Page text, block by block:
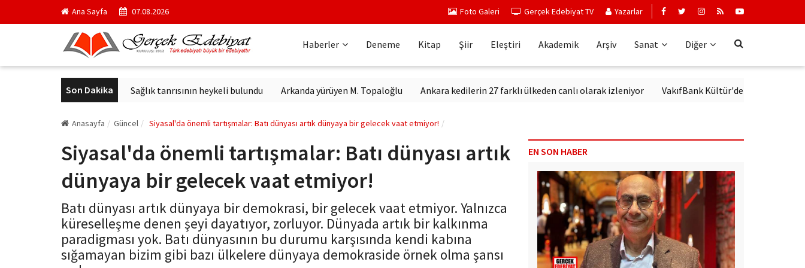
Ana Sayfa 07.08.2026 Foto Galeri Gerçek Edebiyat TV Yazarlar
Haberler Deneme Kitap Şiir Eleştiri Akademik Arşiv Sanat Diğer
Son Dakika
kurul başkanı oldu Sağlık tanrısının heykeli bulundu Arkanda yürüyen M. Topaloğlu Ankara kedilerin 27 farklı ülkeden canlı olarak izleniyor VakıfBank Kültür'de Modern Alman
Anasayfa Güncel Siyasal'da önemli tartışmalar: Batı dünyası artık dünyaya bir gelecek vaat etmiyor!
Siyasal'da önemli tartışmalar: Batı dünyası artık
dünyaya bir gelecek vaat etmiyor!
Batı dünyası artık dünyaya bir demokrasi, bir gelecek vaat etmiyor. Yalnızca
küreselleşme denen şeyi dayatıyor, zorluyor. Dünyada artık bir kalkınma
paradigması yok. Batı dünyasının bu durumu karşısında kendi kabına
sığamayan bizim gibi bazı ülkelere dünyaya demokraside örnek olma şansı
EN SON HABER